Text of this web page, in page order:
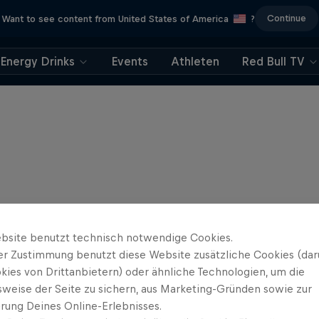
Want to see content from United States of America ? Continue
Energy Drinks Events Athleten Red Bull TV
benutzt technisch notwendige Cookies.
Zustimmung benutzt diese Website zusätzliche Cookies
von Drittanbietern) oder ähnliche Technologien, um die
der Seite zu sichern, aus Marketing-Gründen sowie zur
Deines Online-Erlebnisses.